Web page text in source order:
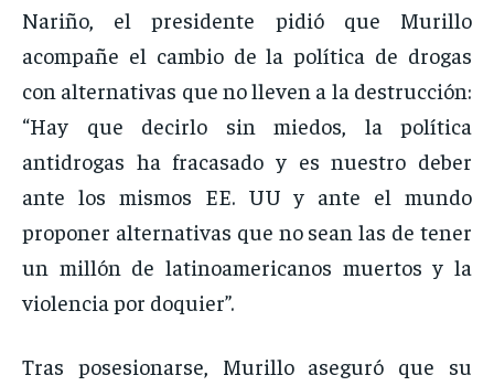
Nariño, el presidente pidió que Murillo
acompañe el cambio de la política de drogas
con alternativas que no lleven a la destrucción:
“Hay que decirlo sin miedos, la política
antidrogas ha fracasado y es nuestro deber
ante los mismos EE. UU y ante el mundo
proponer alternativas que no sean las de tener
un millón de latinoamericanos muertos y la
violencia por doquier”.
Tras posesionarse, Murillo aseguró que su